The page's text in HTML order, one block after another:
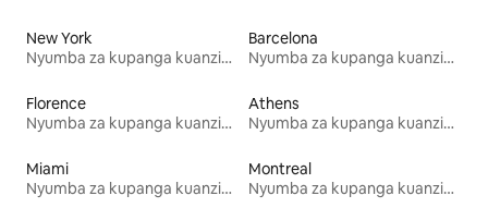
New York
Nyumba za kupanga kuanzia mwezi mmoja
Barcelona
Nyumba za kupanga kuanzia mwezi mmoja
Florence
Nyumba za kupanga kuanzia mwezi mmoja
Athens
Nyumba za kupanga kuanzia mwezi mmoja
Miami
Nyumba za kupanga kuanzia mwezi mmoja
Montreal
Nyumba za kupanga kuanzia mwezi mmoja